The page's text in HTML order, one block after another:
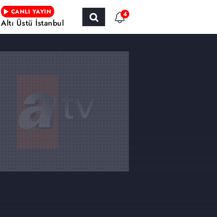
CANLI YAYIN
Altı Üstü İstanbul
4